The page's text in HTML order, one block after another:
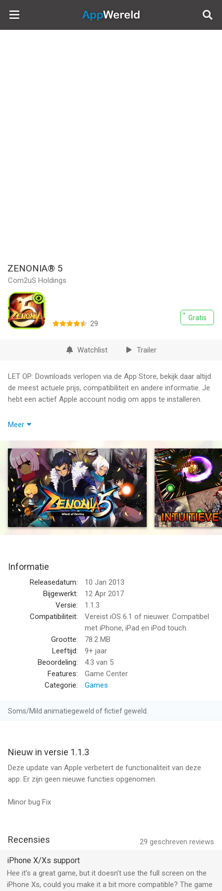
AppWereld
ZENONIA® 5
Com2uS Holdings
Gratis
29
Watchlist Trailer
LET OP: Downloads verlopen via de App Store, bekijk daar altijd
de meest actuele prijs, compatibiliteit en andere informatie. Je
hebt een actief Apple account nodig om apps te installeren.
De Definitieve Actie RPG Keert Terug!
zorgden hebzucht en egoïsme ervoor dat de harten van
mannen corrupt raakten. De rijke elite begon de armen uit te
buiten en grote duisterheid sloeg neer over het koninkrijk.
Vervolgens stond er uit de ruïnen van een sloppenwijk een held
op met grootheid als lotbestemming…
Doop jezelf nogmaals onder in de beste mobiele actie RPG.
Versla onmogelijke bazen en ontrafel het mysterie in
verbazende HD!
INTUITIEVE GEVECHTEN
Speel zoals nooit tevoren terwijl elke actiereeks perfect
synchroon loopt met je seconde tot seconde reflexen en
VIER SPANNENDE KLASSEN MET HELDEN
Ervaar het spel met vier verschillende helden: Berserker,
Mechanic, Wizard en Paladin – met elk hun unieke sterkten en
speciale moves!
DYNAMISCHE ACTIE RPG GAMEPLAY
gigantisch aantal opties en skill charts terwijl je dieper duikt in
de mysteries van Deva Castle!
Neem uitdagingen aan terwijl je speelt in asynchrone PvP met
karakters over de hele gehele wereld. Verzamel de prijzen uit de
afgrond terwijl je zeldzame en legendarische voorwerpen
terwijl je in het mysterie van ZENONIA® 5 duikt!
Terms of Service:
http://terms.withhive.com/terms/policy/view/M61
Meer
Informatie
Releasedatum:
10 Jan 2013
Bijgewerkt:
12 Apr 2017
Versie:
1.1.3
Compatibiliteit:
Vereist iOS 6.1 of nieuwer. Compatibel
met iPhone, iPad en iPod touch.
Grootte:
78.2 MB
Leeftijd:
9+ jaar
Beoordeling:
4.3 van 5
Features:
Game Center
Categorie:
Games
Soms/Mild animatiegeweld of fictief geweld.
Nieuw in versie 1.1.3
Deze update van Apple verbetert de functionaliteit van deze
app. Er zijn geen nieuwe functies opgenomen.
Minor bug Fix
29 geschreven reviews
Recensies
iPhone X/Xs support
Hee it’s a great game, but it doesn’t use the full screen on the
iPhone Xs, could you make it a bit more compatible? The game